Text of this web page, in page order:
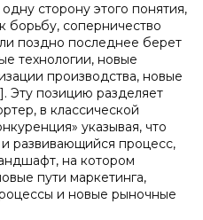
сторону этого понятия,
борьбу, соперничество
поздно последнее берет
технологии, новые
производства, новые
Эту позицию разделяет
в классической
указывая, что
развивающийся процесс,
на котором
пути маркетинга,
и новые рыночные